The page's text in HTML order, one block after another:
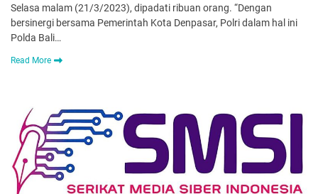
Selasa malam (21/3/2023), dipadati ribuan orang. “Dengan
bersinergi bersama Pemerintah Kota Denpasar, Polri dalam hal ini
Polda Bali…
Read More